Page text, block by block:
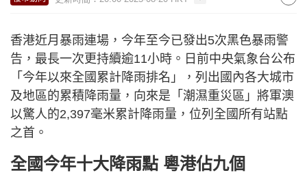
香港近月暴雨連場，今年至今已發出5次黑色暴雨警
告，最長一次更持續逾11小時。日前中央氣象台公布
「今年以來全國累計降雨排名」，列出國內各大城市
及地區的累積降雨量，向來是「潮濕重災區」將軍澳
以驚人的2,397毫米累計降雨量，位列全國所有站點
之首。
全國今年十大降雨點 粵港佔九個